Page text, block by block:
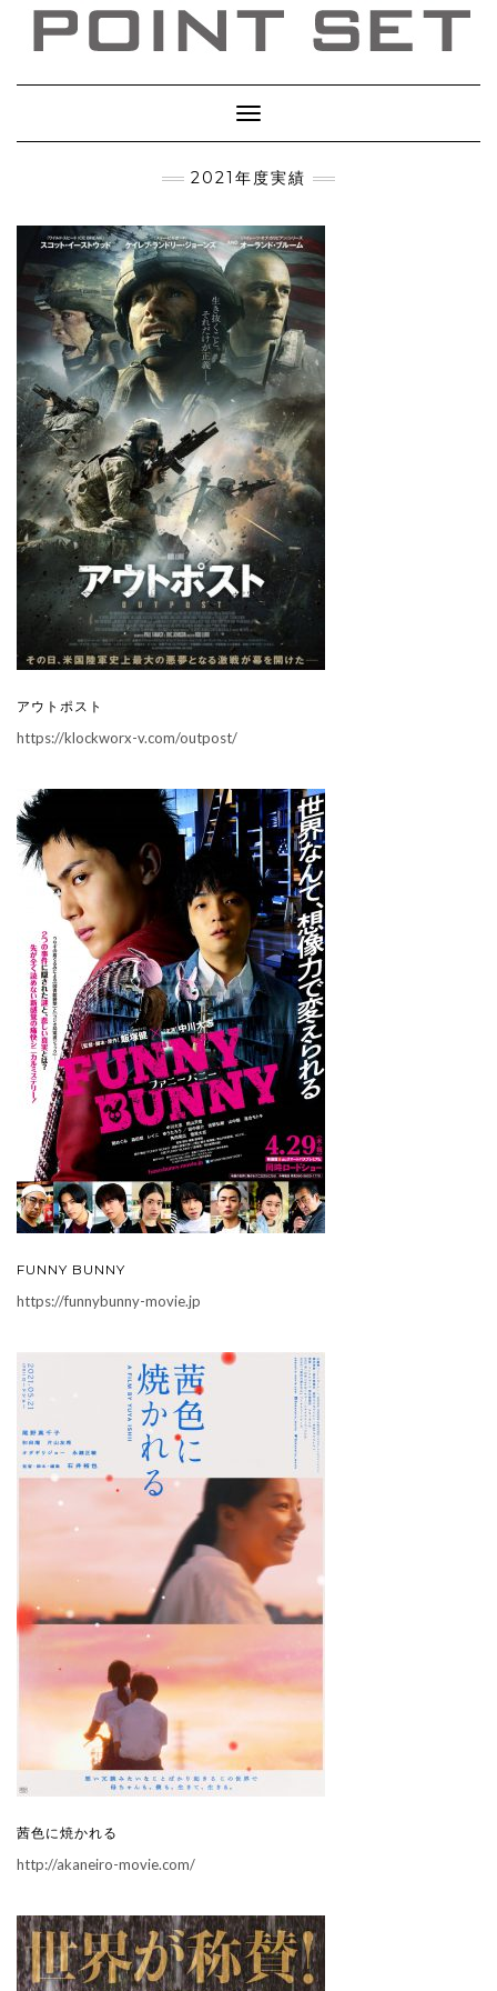
Toggle
Navigation
2021年度実績
アウトポスト
https://klockworx-v.com/outpost/
FUNNY BUNNY
https://funnybunny-movie.jp
茜色に焼かれる
http://akaneiro-movie.com/